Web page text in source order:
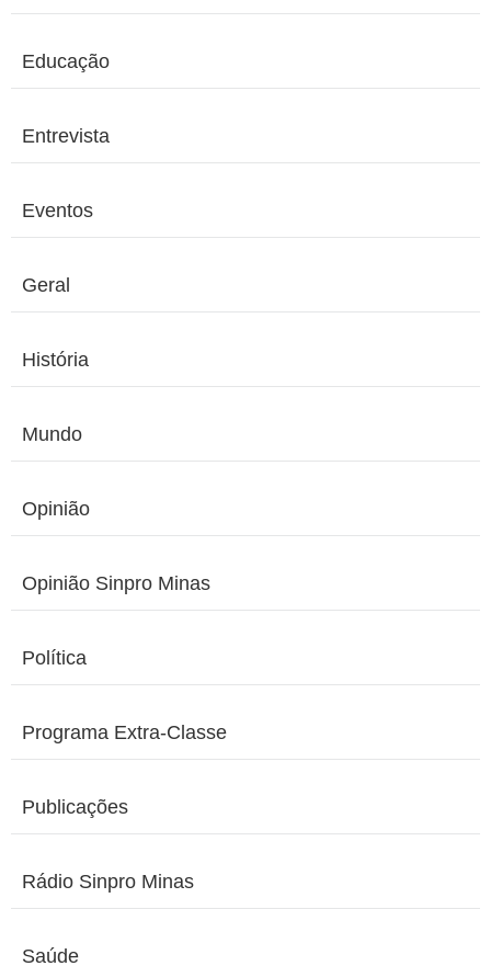
Educação
Entrevista
Eventos
Geral
História
Mundo
Opinião
Opinião Sinpro Minas
Política
Programa Extra-Classe
Publicações
Rádio Sinpro Minas
Saúde